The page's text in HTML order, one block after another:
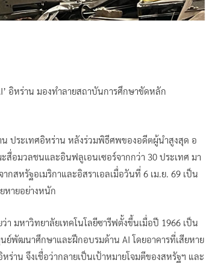
อิหร่าน มองทำลายสถาบันการศึกษาขัดหลัก
น ประเทศอิหร่าน หลังร่วมพิธีศพของอดีตผู้นำสูงสุด อ
สื่อมวลชนและอินฟลูเอนเซอร์จากกว่า 30 ประเทศ มา
กสหรัฐอเมริกาและอิสราเอลเมื่อวันที่ 6 เม.ย. 69 เป็น
หายอย่างหนัก
า มหาวิทยาลัยเทคโนโลยีซารีฟตั้งขึ้นเมื่อปี 1966 เป็น
ย์พัฒนาศึกษาและฝึกอบรมด้าน AI โดยอาคารที่เสียหาย
าน จึงเชื่อว่ากลายเป็นเป้าหมายโจมตีของสหรัฐฯ และ